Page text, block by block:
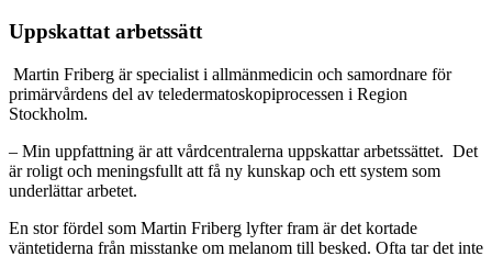
Uppskattat arbetssätt
Martin Friberg är specialist i allmänmedicin och samordnare för
primärvårdens del av teledermatoskopiprocessen i Region
Stockholm.
– Min uppfattning är att vårdcentralerna uppskattar arbetssättet. Det
är roligt och meningsfullt att få ny kunskap och ett system som
underlättar arbetet.
En stor fördel som Martin Friberg lyfter fram är det kortade
väntetiderna från misstanke om melanom till besked. Ofta tar det inte